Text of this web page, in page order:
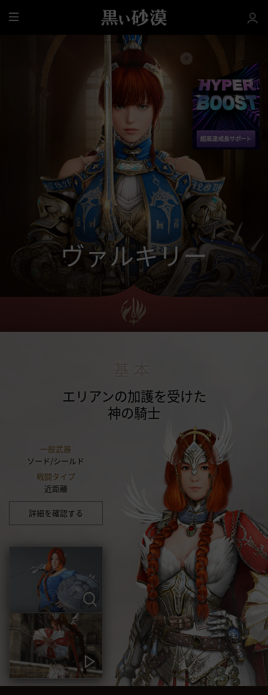
全
ヴァルキリー
エリアンの加護を受けた
神の騎士
一般武器
ソード/シールド
戦闘タイプ
近距離
詳細を確認する